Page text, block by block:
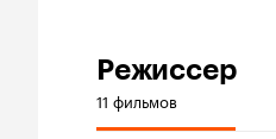
Режиссер
11 фильмов